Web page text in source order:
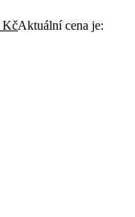
KčAktuální cena je: